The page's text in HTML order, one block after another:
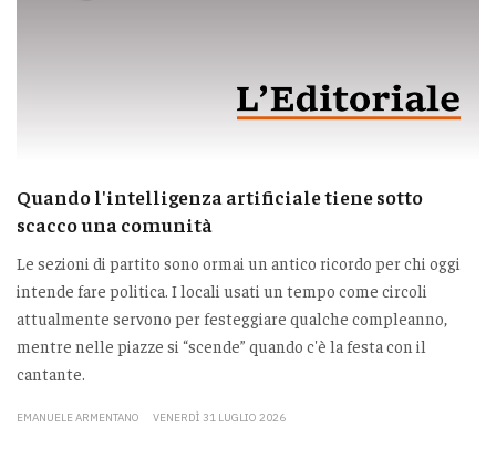
Quando l'intelligenza artificiale tiene sotto
scacco una comunità
Le sezioni di partito sono ormai un antico ricordo per chi oggi
intende fare politica. I locali usati un tempo come circoli
attualmente servono per festeggiare qualche compleanno,
mentre nelle piazze si “scende” quando c'è la festa con il
cantante.
EMANUELE ARMENTANO VENERDÌ 31 LUGLIO 2026